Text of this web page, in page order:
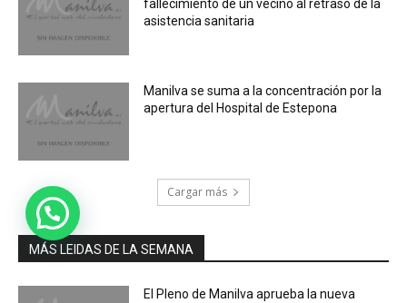
fallecimiento de un vecino al retraso de la
asistencia sanitaria
Manilva se suma a la concentración por la
apertura del Hospital de Estepona
Cargar más
MÁS LEIDAS DE LA SEMANA
El Pleno de Manilva aprueba la nueva